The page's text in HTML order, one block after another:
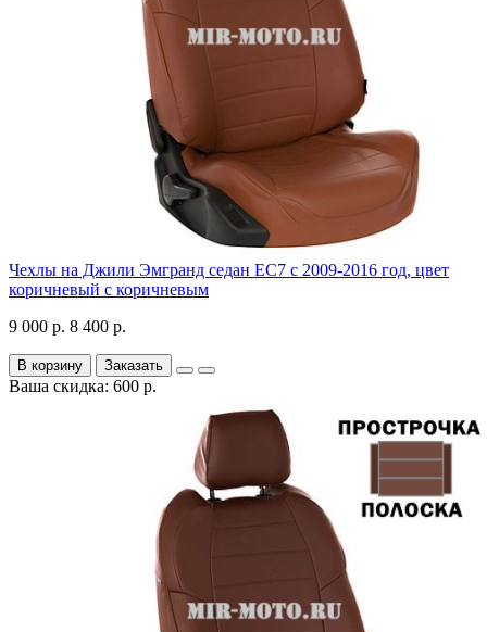
Чехлы на Джили Эмгранд седан ЕС7 с 2009-2016 год, цвет
коричневый с коричневым
9 000 р. 8 400 р.
В корзину Заказать
Ваша скидка: 600 р.